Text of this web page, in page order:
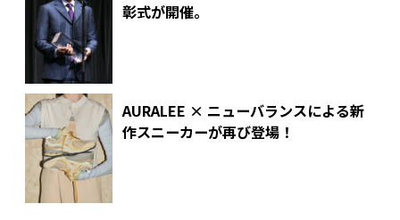
彰式が開催。
AURALEE × ニューバランスによる新
作スニーカーが再び登場！